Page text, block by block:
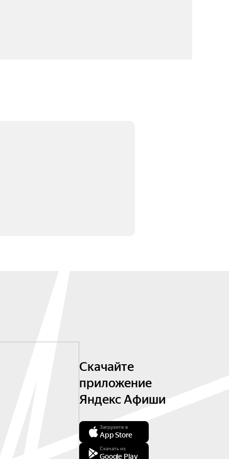
Скачайте
приложение
Яндекс Афиши
Загрузите в
App Store
Скачать из
Google Play